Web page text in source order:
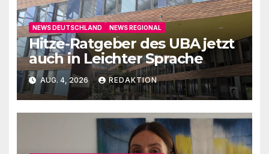
NEWS DEUTSCHLAND NEWS REGIONAL
Hitze-Ratgeber des UBA jetzt
auch in Leichter Sprache
AUG. 4, 2026 REDAKTION